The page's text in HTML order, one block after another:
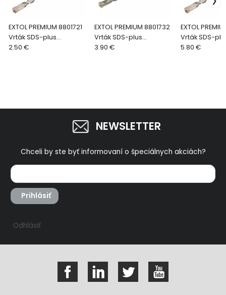
EXTOL PREMIUM 8801721
Vrták SDS-plus
štvorbritý, Ø12x160mm
2.50 €
EXTOL PREMIUM 8801732
Vrták SDS-plus
štvorbritý, Ø16x210mm
3.90 €
EXTOL
Vrták SDS-
štvorbritý,
5.80 €
NEWSLETTER
Chceli by ste byť informovaní o špeciálnych akciách?
Prihlásiť
Odhlásiť